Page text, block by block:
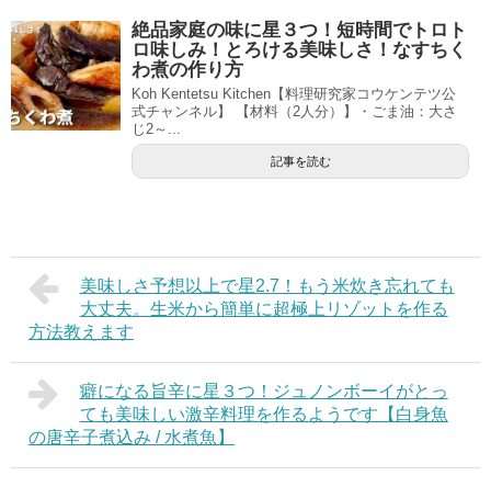
絶品家庭の味に星３つ！短時間でトロト
ロ味しみ！とろける美味しさ！なすちく
わ煮の作り方
Koh Kentetsu Kitchen【料理研究家コウケンテツ公
式チャンネル】 【材料（2人分）】・ごま油：大さ
じ2～...
記事を読む
美味しさ予想以上で星2.7！もう米炊き忘れても
大丈夫。生米から簡単に超極上リゾットを作る
方法教えます
癖になる旨辛に星３つ！ジュノンボーイがとっ
ても美味しい激辛料理を作るようです【白身魚
の唐辛子煮込み / 水煮魚】